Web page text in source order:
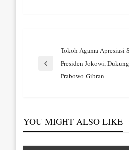
Navigasi
pos
Tokoh Agama Apresiasi
Presiden Jokowi,
Prabowo-Gibran
YOU MIGHT ALSO LIKE